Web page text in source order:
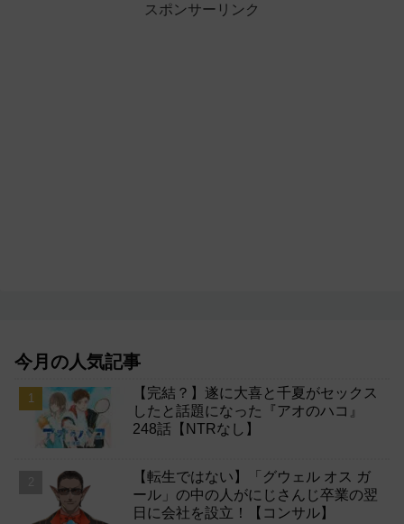
スポンサーリンク
今月の人気記事
【完結？】遂に大喜と千夏がセックス
したと話題になった『アオのハコ』
248話【NTRなし】
【転生ではない】「グウェル オス ガ
ール」の中の人がにじさんじ卒業の翌
日に会社を設立！【コンサル】